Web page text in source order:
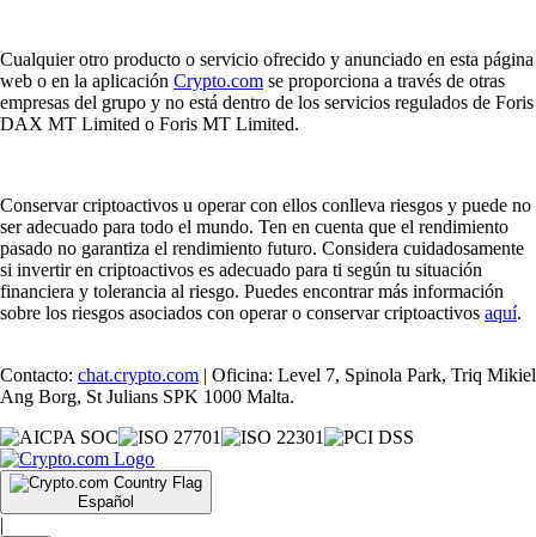
Cualquier otro producto o servicio ofrecido y anunciado en esta página
web o en la aplicación Crypto.com se proporciona a través de otras
empresas del grupo y no está dentro de los servicios regulados de Foris
DAX MT Limited o Foris MT Limited.
Conservar criptoactivos u operar con ellos conlleva riesgos y puede no
ser adecuado para todo el mundo. Ten en cuenta que el rendimiento
pasado no garantiza el rendimiento futuro. Considera cuidadosamente
si invertir en criptoactivos es adecuado para ti según tu situación
financiera y tolerancia al riesgo. Puedes encontrar más información
sobre los riesgos asociados con operar o conservar criptoactivos aquí.
Contacto: chat.crypto.com | Oficina: Level 7, Spinola Park, Triq Mikiel
Ang Borg, St Julians SPK 1000 Malta.
Español
|